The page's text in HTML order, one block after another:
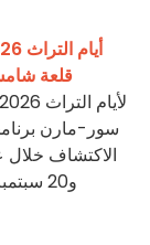
قلعة
سور-مارن
و20 سبتمبر 2026.